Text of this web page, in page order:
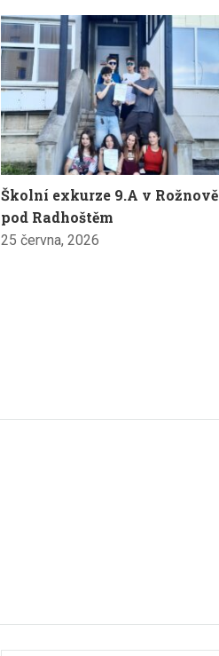
Školní exkurze 9.A v Rožnově
pod Radhoštěm
25 června, 2026